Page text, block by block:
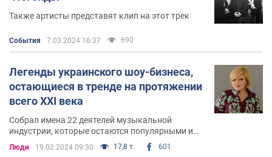
“Бумбоксом”. В частности, с последними группа
записывала совместные синглы и видеоклипы, вместе
выступала на различных концертах.
Песни
Вместе с “Океаном Эльзы” Шуров записал три
альбома: “Модель”, “Тvій формат” и “Суперсимметрия”.
У Земфиры принимал участие в записи концертных
альбомов “Земфира.Live2” и “Крокус/Стрелка”.
Также артисты представят клип на этот трек
События 7.03.2024 16:37 690
Легенды украинского шоу-бизнеса,
остающиеся в тренде на протяжении
всего XXI века
Собрал имена 22 деятелей музыкальной
индустрии, которые остаются популярными и
оказывают влияние с 2000 года по сегодня
Люди 19.02.2024 09:30 17,8 т. 601